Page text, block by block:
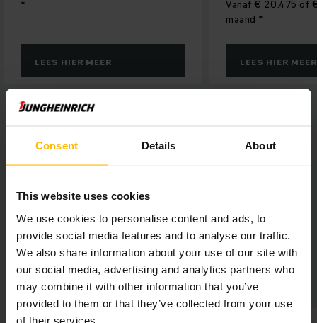
Consent Details About
This website uses cookies
We use cookies to personalise content and ads, to
provide social media features and to analyse our traffic.
We also share information about your use of our site with
our social media, advertising and analytics partners who
may combine it with other information that you’ve
provided to them or that they’ve collected from your use
of their services.
MEER
Vanaf € 20.475 of € 399 per
LEES HIER MEER
CONTACT OPNEMEN